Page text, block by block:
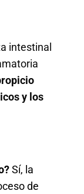
intestinal
y los
Sí, la
de